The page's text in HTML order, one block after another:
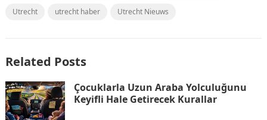
Utrecht
utrecht haber Utrecht Nieuws
Related Posts
Çocuklarla Uzun Araba Yolculuğunu
Keyifli Hale Getirecek Kurallar